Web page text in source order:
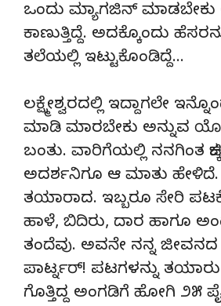
ಒಂದು ಮ್ಯಾಗಜಿನ್ ಮಾಡಬೇಕು
ಕಾಣುತ್ತಿದ್ದೆ. ಅದಕ್ಕೊಂದು
ತಲೆಯಲ್ಲಿ ಇಟ್ಟುಕೊಂಡಿದ್ದೆ…
ಲಕ್ಷ್ಮೇಶ್ವರದಲ್ಲಿ ಇದ್ದಾಗಲೇ
ಮಾಡಿ ಮಾರಬೇಕು ಅನ್ನುವ
ಬಂತು. ವಾರಿಗೆಯಲ್ಲಿ ನನಗಿಂತ
ಅದರ್ಶನಿಗೂ ಆ ಮಾತು
ತಯಾರಾದ. ಇಬ್ಬರೂ ಸೇರಿ
ಹಾಳೆ, ಬಿದಿರು, ದಾರ ಹಾಗೂ
ತಂದೆವು. ಅವನೇ ನನ್ನ
ಪಾರ್ಟ್ನರ್! ಪಟಗಳನ್ನು
ಗೊತ್ತಿದ್ದ ಅಂಗಡಿಗೆ ಹೋಗಿ ೨೫